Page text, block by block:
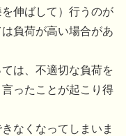
伸ばして）行うのが
負荷が高い場合があ
は、不適切な負荷を
ったことが起こり得
なくなってしまいま